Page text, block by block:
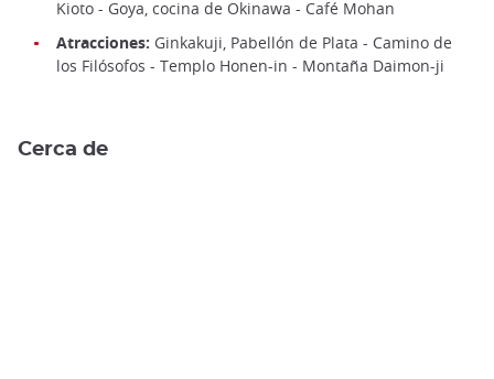
Kioto - Goya, cocina de Okinawa - Café Mohan
Atracciones: Ginkakuji, Pabellón de Plata - Camino de
los Filósofos - Templo Honen-in - Montaña Daimon-ji
Cerca de